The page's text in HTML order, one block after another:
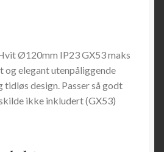
Ø120mm IP23 GX53 maks
og elegant utenpåliggende
design. Passer så godt
ikke inkludert (GX53)